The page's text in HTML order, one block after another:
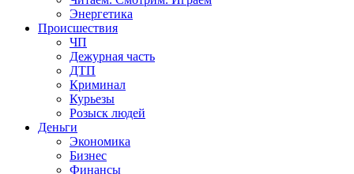
Энергетика
Происшествия
ЧП
Дежурная часть
ДТП
Криминал
Курьезы
Розыск людей
Деньги
Экономика
Бизнес
Финансы